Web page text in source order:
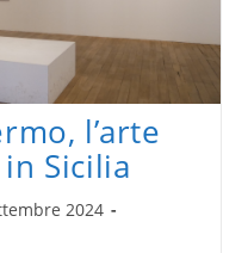
l’arte
Sicilia
2024